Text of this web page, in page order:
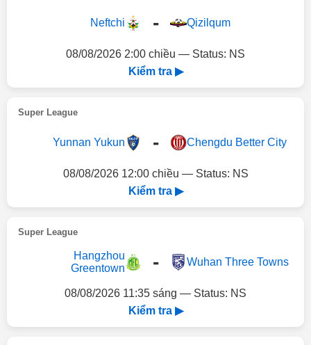
Neftchi - Qizilqum
08/08/2026 2:00 chiều — Status: NS
Kiểm tra ▶
Super League
Yunnan Yukun - Chengdu Better City
08/08/2026 12:00 chiều — Status: NS
Kiểm tra ▶
Super League
Hangzhou
Greentown
- Wuhan Three Towns
08/08/2026 11:35 sáng — Status: NS
Kiểm tra ▶